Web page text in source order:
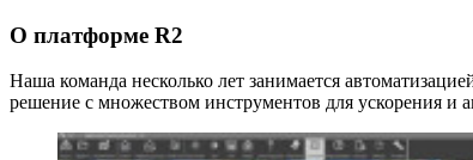
О платформе R2
Наша команда несколько лет занимается
решение с множеством инструментов для ускорения и